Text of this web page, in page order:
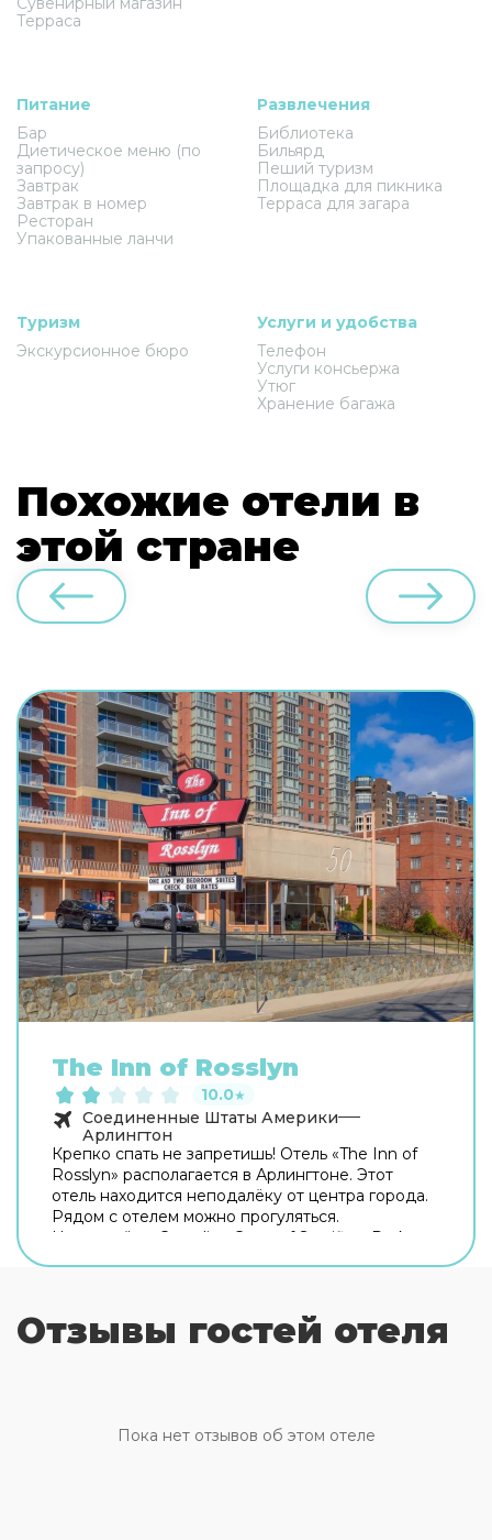
Терраса
Питание
Бар
Диетическое меню (по
запросу)
Завтрак
Завтрак в номер
Ресторан
Упакованные ланчи
Развлечения
Библиотека
Бильярд
Пеший туризм
Площадка для пикника
Терраса для загара
Туризм
Экскурсионное бюро
Услуги и удобства
Телефон
Услуги консьержа
Утюг
Хранение багажа
Похожие отели в
этой стране
The Inn of Rosslyn
10.0★
Соединенные Штаты Америки
Арлингтон
Крепко спать не запретишь! Отель «The Inn of
Rosslyn» располагается в Арлингтоне. Этот
отель находится неподалёку от центра города.
Рядом с отелем можно прогуляться.
Неподалёку: Canadian Cross of Sacrifice, Dark
прачечная и гладильные услуги. Сотрудники
отеля поддержат беседу на английском и
Отзывы гостей отеля
Пока нет отзывов об этом отеле